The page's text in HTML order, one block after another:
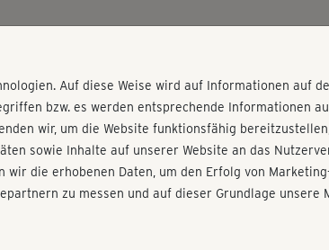
Fragen,
Auf diese Weise wird auf Informationen auf
bzw. es werden entsprechende Informationen
wir, um die Website funktionsfähig
sowie Inhalte auf unserer Website an das
die erhobenen Daten, um den Erfolg von
zu messen und auf dieser Grundlage unsere